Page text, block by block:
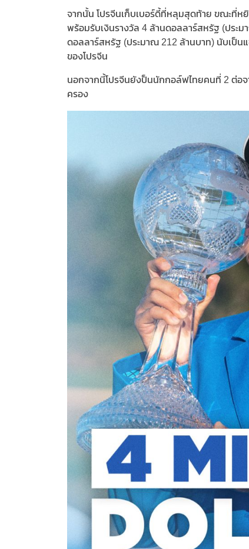
จากนั้น โปรจีนเก็บเบอร์ดี้ที่หลุมสุดท้าย ขณะที่ห
พร้อมรับเงินรางวัล 4 ล้านดอลลาร์สหรัฐ (ประ
ดอลลาร์สหรัฐ (ประมาณ 212 ล้านบาท) นับเป็น
ของโปรจีน
นอกจากนี้โปรจีนยังป็นนักกอล์ฟไทยคนที่ 2 ต่อจ
ครอง